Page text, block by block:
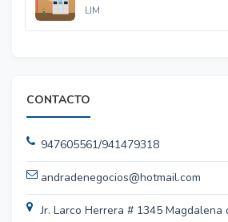
LIM
CONTACTO
947605561/941479318
andradenegocios@hotmail.com
Jr. Larco Herrera # 1345 Magdalena